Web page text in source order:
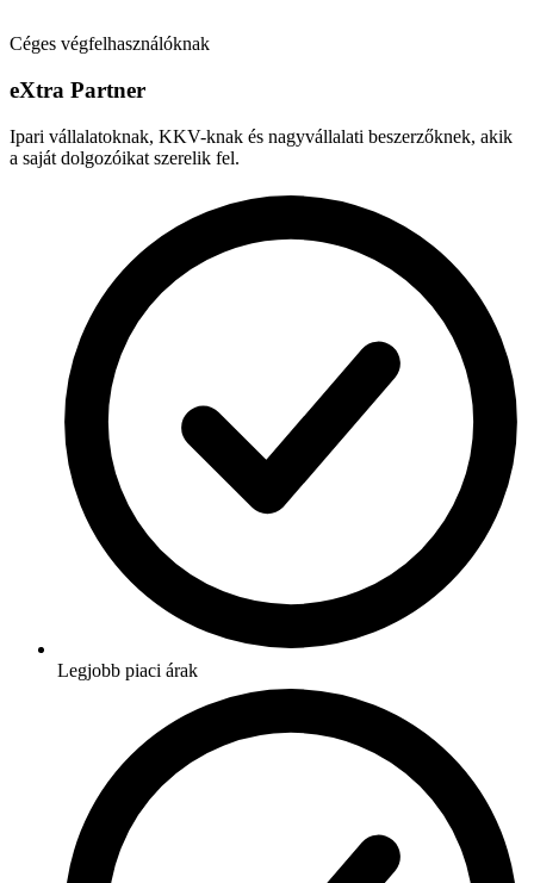
Céges végfelhasználóknak
eXtra Partner
Ipari vállalatoknak, KKV-knak és nagyvállalati beszerzőknek, akik
a saját dolgozóikat szerelik fel.
Legjobb piaci árak